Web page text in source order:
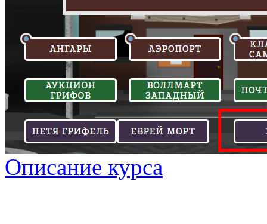
Описание курса